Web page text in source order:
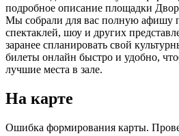
подробное описание площадки
Мы собрали для вас полную афишу
спектаклей, шоу и других
заранее спланировать свой
билеты онлайн быстро и удобно,
лучшие места в зале.
На карте
Ошибка формирования карты.